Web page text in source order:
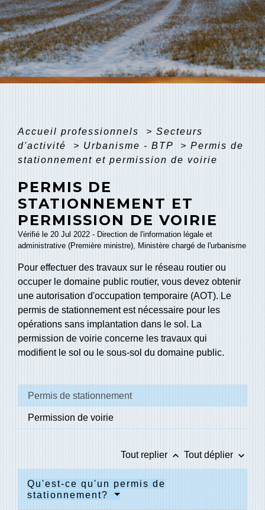
Accueil professionnels > Secteurs
d'activité
> Urbanisme - BTP > Permis de
stationnement et permission de voirie
PERMIS DE
STATIONNEMENT ET
PERMISSION DE VOIRIE
Vérifié le 20 Jul 2022 - Direction de l'information légale et
administrative (Première ministre), Ministère chargé de l'urbanisme
Pour effectuer des travaux sur le réseau routier ou
occuper le domaine public routier, vous devez obtenir
une autorisation d'occupation temporaire (AOT). Le
permis de stationnement est nécessaire pour les
opérations sans implantation dans le sol. La
permission de voirie concerne les travaux qui
modifient le sol ou le sous-sol du domaine public.
Permis de stationnement
Permission de voirie
Tout replier keyboard_arrow_up Tout déplier keyboard_arrow_down
Qu'est-ce qu'un permis de
stationnement?